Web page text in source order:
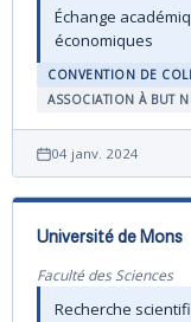
Échange
économiques
CONVENTION DE
ASSOCIATION À BUT
04 janv. 2024
Université de Mons
Faculté des Sciences
Recherche